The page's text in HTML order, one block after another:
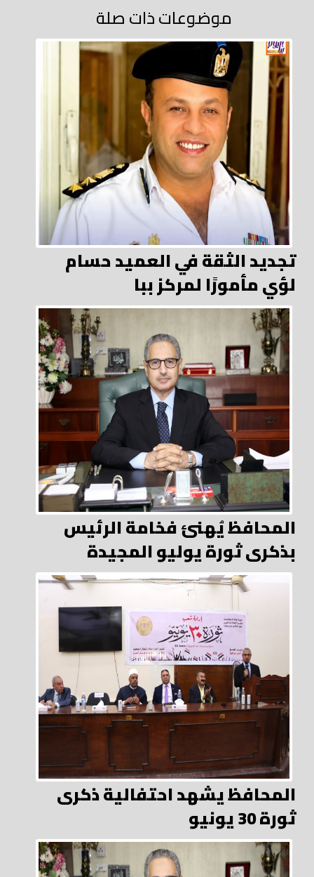
موضوعات ذات صلة
تجديد الثقة في العميد حسام
لؤي مأمورًا لمركز ببا
المحافظ يُهنئ فخامة الرئيس
بذكرى ثورة يوليو المجيدة
المحافظ يشهد احتفالية ذكرى
ثورة 30 يونيو